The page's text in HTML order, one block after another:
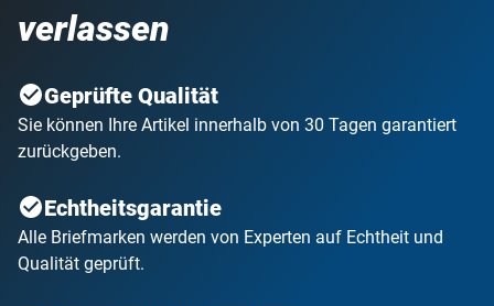
verlassen
Geprüfte Qualität
Sie können Ihre Artikel innerhalb von 30 Tagen garantiert
zurückgeben.
Echtheitsgarantie
Alle Briefmarken werden von Experten auf Echtheit und
Qualität geprüft.